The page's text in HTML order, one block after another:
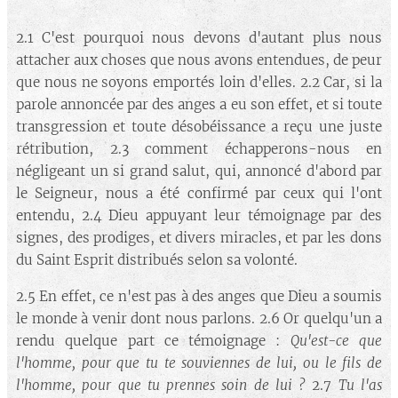
2.1 C'est pourquoi nous devons d'autant plus nous
attacher aux choses que nous avons entendues, de peur
que nous ne soyons emportés loin d'elles. 2.2 Car, si la
parole annoncée par des anges a eu son effet, et si toute
transgression et toute désobéissance a reçu une juste
rétribution, 2.3 comment échapperons-nous en
négligeant un si grand salut, qui, annoncé d'abord par
le Seigneur, nous a été confirmé par ceux qui l'ont
entendu, 2.4 Dieu appuyant leur témoignage par des
signes, des prodiges, et divers miracles, et par les dons
du Saint Esprit distribués selon sa volonté.
2.5 En effet, ce n'est pas à des anges que Dieu a soumis
le monde à venir dont nous parlons. 2.6 Or quelqu'un a
rendu quelque part ce témoignage : Qu'est-ce que
l'homme, pour que tu te souviennes de lui, ou le fils de
l'homme, pour que tu prennes soin de lui ? 2.7 Tu l'as